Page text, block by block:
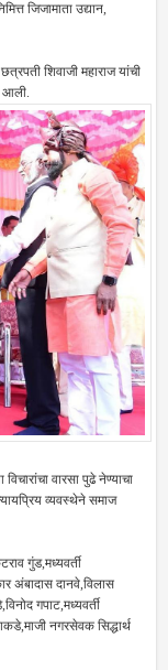
जिजामाता उद्यान,
शिवाजी महाराज यांची
आली.
वारसा पुढे नेण्याचा
व्यवस्थेने समाज
गुंड,मध्यवर्ती
अंबादास दानवे,विलास
गपाट,मध्यवर्ती
नगरसेवक सिद्धार्थ